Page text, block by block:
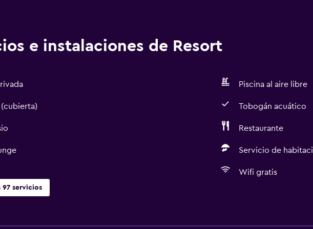
e instalaciones de Resort
Piscina al aire libre
(cubierta) Tobogán acuático
Restaurante
Servicio de
Wifi gratis
97 servicios